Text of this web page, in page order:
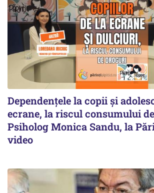
Dependențele la copii și
ecrane, la riscul consumului
Psiholog Monica Sandu, la
video